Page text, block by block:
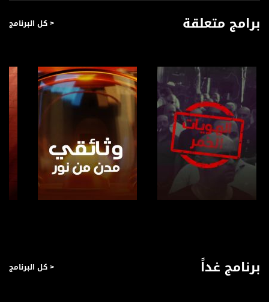
برامج متعلقة < كل البرنامج
برنامج غداً < كل البرنامج